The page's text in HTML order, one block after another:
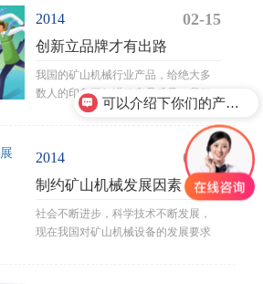
2014 02-15
创新立品牌才有出路
我国的矿山机械行业产品，给绝大多
数人的印象不如进口产品质量，我们
所能叫的上名字的品牌，大多数却是
进口品牌，而国产品牌却不如进口品
2014 02-14
制约矿山机械发展因素
社会不断进步，科学技术不断发展，
现在我国对矿山机械设备的发展要求
可以介绍下你们的产品么？